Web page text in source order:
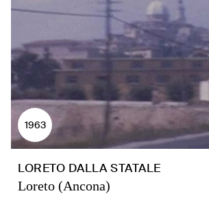
1963
LORETO DALLA STATALE
Loreto (Ancona)